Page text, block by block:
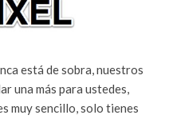
está de sobra, nuestros
una más para ustedes,
muy sencillo, solo tienes